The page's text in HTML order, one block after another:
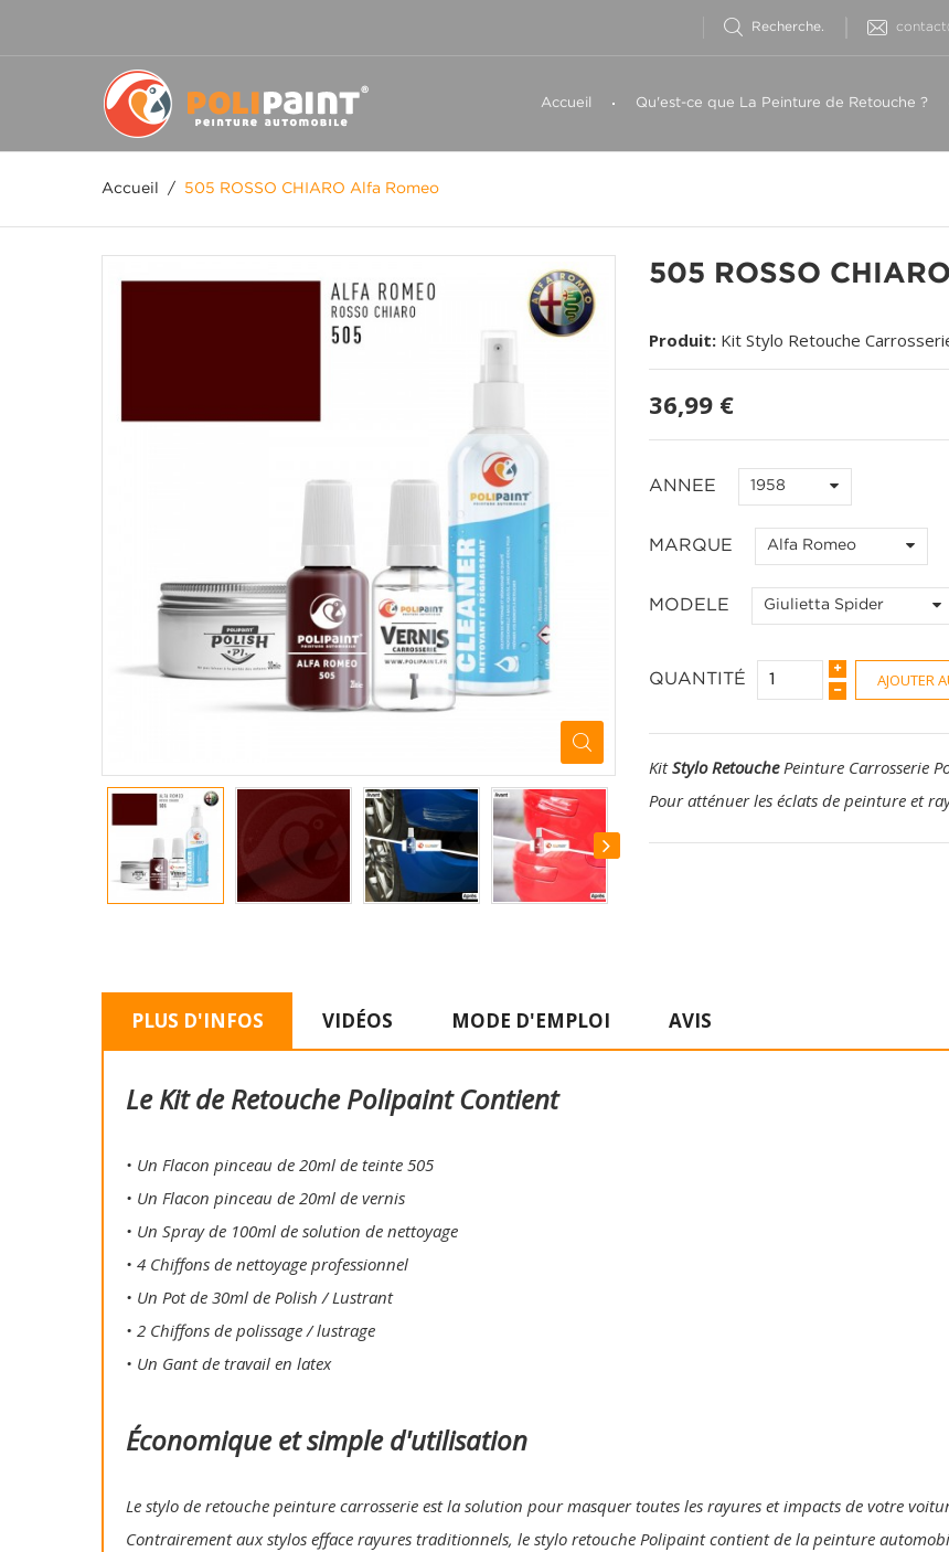
Accueil Qu'est-ce que La Peinture de Retouche ?
Accueil / 505 ROSSO CHIARO Alfa Romeo
505 ROSSO
Produit: Kit Stylo Retouche
36,99 €
ANNEE 1958
MARQUE Alfa Romeo
MODELE Giulietta Spider
QUANTITÉ AJOUTER
KitStylo RetouchePeinture Carrosserie
Pour atténuer les éclats de peinture et
PLUS D'INFOS VIDÉOS MODE D'EMPLOI AVIS
Le Kit de Retouche Polipaint Contient
• Un Flacon pinceau de 20ml de teinte 505
• Un Flacon pinceau de 20ml de vernis
• Un Spray de 100ml de solution de nettoyage
• 4 Chiffons de nettoyage professionnel
• Un Pot de 30ml de Polish / Lustrant
• 2 Chiffons de polissage / lustrage
• Un Gant de travail en latex
Économique et simple d'utilisation
Le stylo de retouche peinture carrosserie est la solution pour masquer toutes les rayures et impacts de votre
Contrairement aux stylos efface rayures traditionnels, le stylo retouche Polipaint contient de la peinture